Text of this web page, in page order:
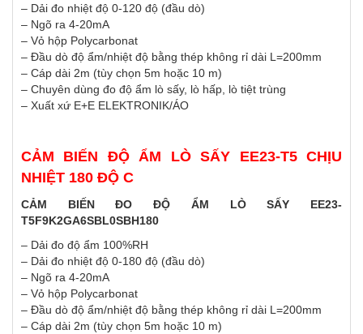
– Dải đo nhiệt độ 0-120 độ (đầu dò)
– Ngõ ra 4-20mA
– Vỏ hộp Polycarbonat
– Đầu dò độ ẩm/nhiệt độ bằng thép không rỉ dài L=200mm
– Cáp dài 2m (tùy chọn 5m hoặc 10 m)
– Chuyên dùng đo độ ẩm lò sấy, lò hấp, lò tiệt trùng
– Xuất xứ E+E ELEKTRONIK/ÁO
CẢM BIẾN ĐỘ ẨM LÒ SẤY EE23-T5 CHỊU
NHIỆT 180 ĐỘ C
CẢM BIẾN ĐO ĐỘ ẨM LÒ SẤY EE23-
T5F9K2GA6SBL0SBH180
– Dải đo độ ẩm 100%RH
– Dải đo nhiệt độ 0-180 độ (đầu dò)
– Ngõ ra 4-20mA
– Vỏ hộp Polycarbonat
– Đầu dò độ ẩm/nhiệt độ bằng thép không rỉ dài L=200mm
– Cáp dài 2m (tùy chọn 5m hoặc 10 m)